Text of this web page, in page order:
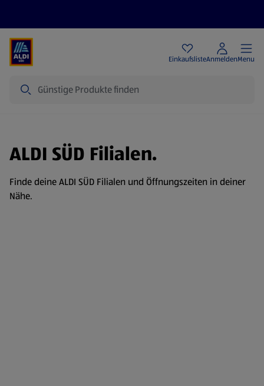
EinkaufslisteAnmeldenMenu
ALDI SÜD Filialen.
Finde deine ALDI SÜD Filialen und Öffnungszeiten in deiner
Nähe.